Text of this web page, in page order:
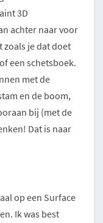
3D
achter naar voor
zoals je dat doet
een schetsboek.
met de
en de boom,
bij (met de
Dat is naar
op een Surface
Ik was best